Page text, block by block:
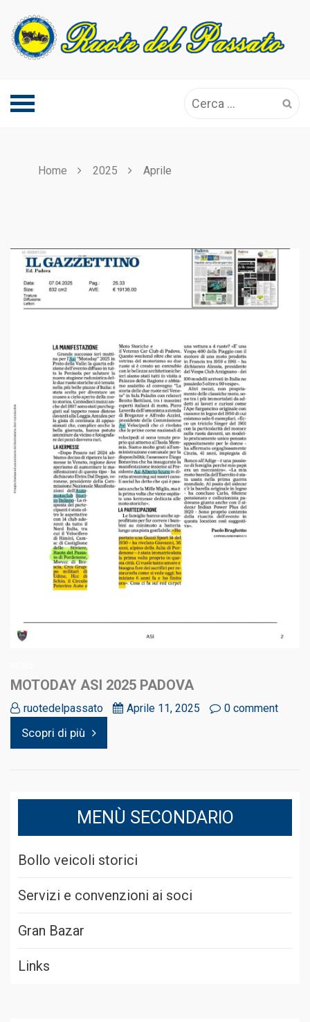
content
per:
Home 2025 Aprile
MOTODAY ASI 2025 PADOVA
ruotedelpassato Aprile 11, 2025 0 comment
Scopri di più
MENÙ SECONDARIO
Bollo veicoli storici
Servizi e convenzioni ai soci
Gran Bazar
Links